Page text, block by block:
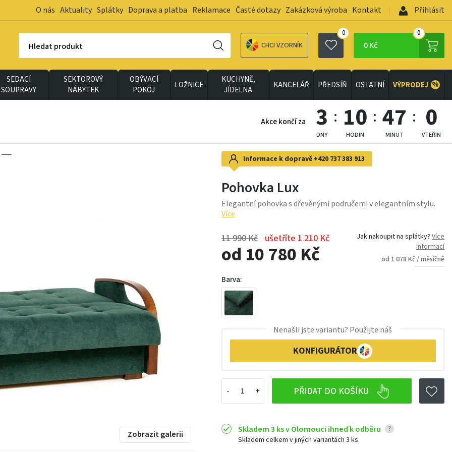
O nás Aktuality Splátky Doprava a platba Reklamace Časté dotazy Zakázková výroba Kontakt Přihlásit
Hledat produkt CHCI VZORNÍK
0
0 Kč
0
SEDACÍ
SOUPRAVY
SEKTOROVÝ
NÁBYTEK
OBÝVACÍ
POKOJ
LOŽNICE
KUCHYNĚ,
JÍDELNA
KANCELÁŘ PŘEDSÍŇ OSTATNÍ VÝPRODEJ %
Akce končí za 3
DNY
10
HODIN
46
MINUT
57
VTEŘIN
Informace k dopravě +420 737 383 913
Pohovka Lux
Elegantní pohovka s dřevěnými područemi v elegantním stylu.
Více
11 990 Kč ušetříte 1 210 Kč
od 10 780 Kč
Jak nakoupit na splátky? Více
informací
od 1 078 Kč / měsíčně
Barva:
PŘIDAT DO KOŠÍKU
Nenašli jste variantu? Použijte náš
KONFIGURÁTOR
Skladem 3 ks v Olomouci ihned k odběru ?
Skladem celkem v jiných variantách 3 ks
Zobrazit galerii